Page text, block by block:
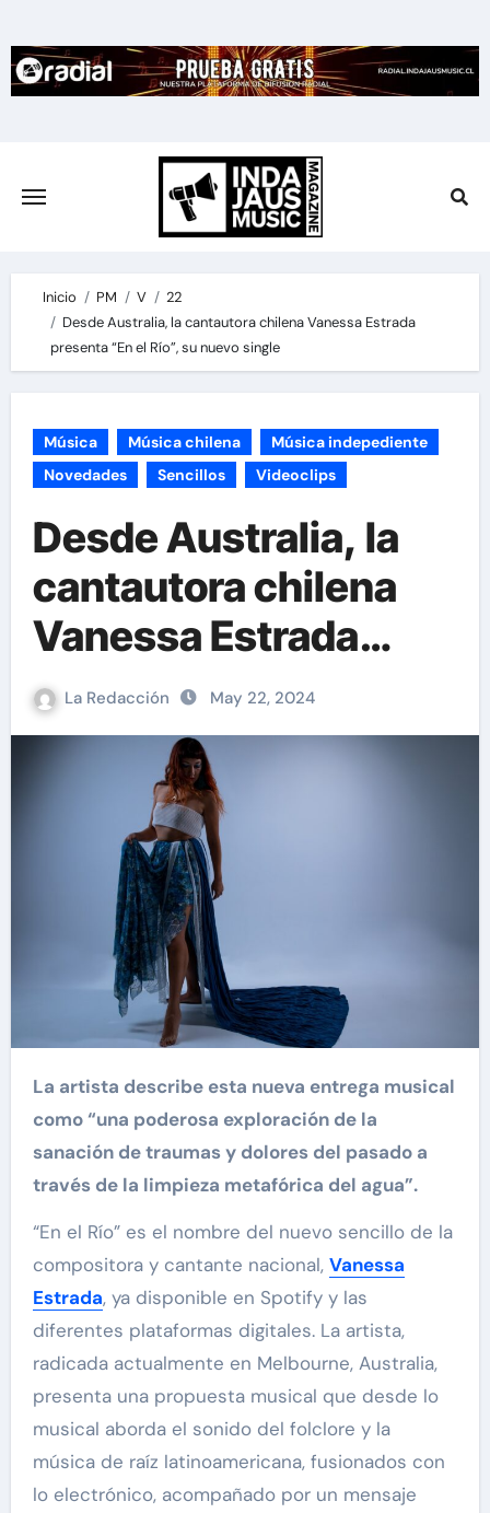
to
content
Inicio PM V
22
Desde Australia, la cantautora chilena Vanessa Estrada
presenta “En el Río”, su nuevo single
Música Música chilena
Música indepediente
Novedades
Sencillos Videoclips
Desde Australia, la
cantautora chilena
Vanessa Estrada
presenta “En el Río”,
su nuevo single
La Redacción May 22, 2024
La artista describe esta nueva entrega musical
como “una poderosa exploración de la
sanación de traumas y dolores del pasado a
través de la limpieza metafórica del agua”.
“En el Río” es el nombre del nuevo sencillo de la
compositora y cantante nacional, Vanessa
Estrada, ya disponible en Spotify y las
diferentes plataformas digitales. La artista,
radicada actualmente en Melbourne, Australia,
presenta una propuesta musical que desde lo
musical aborda el sonido del folclore y la
música de raíz latinoamericana, fusionados con
lo electrónico, acompañado por un mensaje